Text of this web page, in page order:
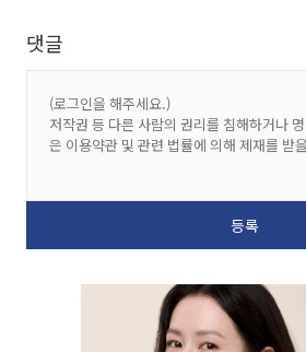
댓글